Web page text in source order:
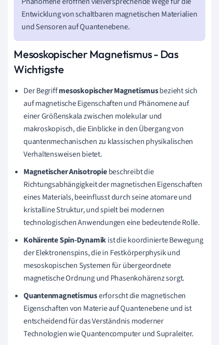
Entwicklung von schaltbaren magnetischen Materialien
und Sensoren auf Quantenebene.
Mesoskopischer Magnetismus - Das
Wichtigste
Der Begriffmesoskopischer Magnetismusbezieht sich
auf magnetische Eigenschaften und Phänomene auf
einer Größenskala zwischen molekular und
makroskopisch, die Einblicke in den Übergang von
quantenmechanischen zu klassischen physikalischen
Verhaltensweisen bietet.
Magnetischer Anisotropiebeschreibt die
Richtungsabhängigkeit der magnetischen Eigenschaften
eines Materials, beeinflusst durch seine atomare und
kristalline Struktur, und spielt bei modernen
technologischen Anwendungen eine bedeutende Rolle.
Kohärente Spin-Dynamikist die koordinierte Bewegung
der Elektronenspins, die in Festkörperphysik und
mesoskopischen Systemen für übergeordnete
magnetische Ordnung und Phasenkohärenz sorgt.
Quantenmagnetismuserforscht die magnetischen
Eigenschaften von Materie auf Quantenebene und ist
entscheidend für das Verständnis moderner
Technologien wie Quantencomputer und Supraleiter.